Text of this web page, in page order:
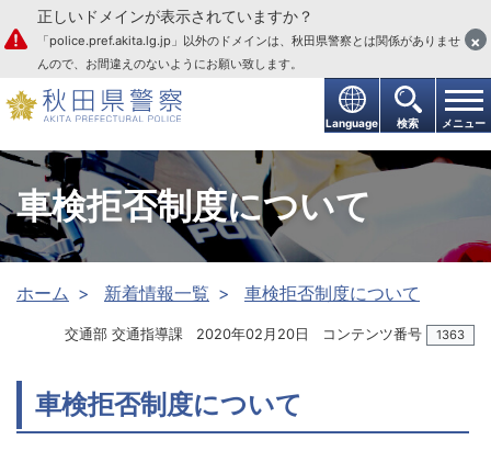
本文へ
Language 検索 メニュー
正しいドメインが表示されていますか？
「police.pref.akita.lg.jp」以外のドメインは、秋田県警察とは関係がありませ
んので、お間違えのないようにお願い致します。
×
車検拒否制度について
ホーム 新着情報一覧 車検拒否制度について
交通部 交通指導課 2020年02月20日 コンテンツ番号 1363
車検拒否制度について